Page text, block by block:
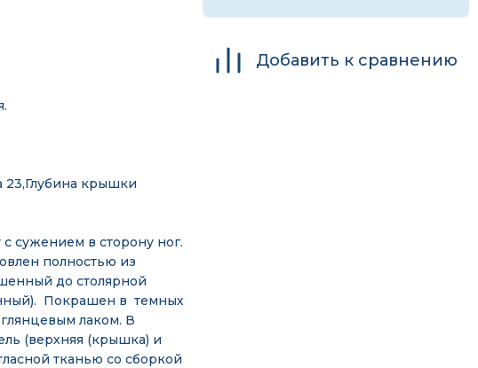
23,Глубина крышки
сужением в сторону ног.
полностью из
до столярной
Покрашен в темных
лаком. В
(верхняя (крышка) и
тканью со сборкой
Добавить к сравнению